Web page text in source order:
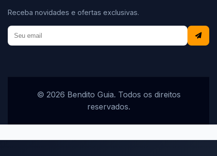
Receba novidades e ofertas exclusivas.
© 2026 Bendito Guia. Todos os direitos
reservados.